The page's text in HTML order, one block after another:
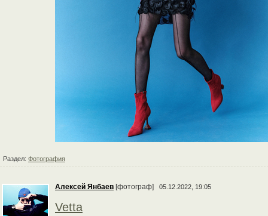
Раздел: Фотография
Алексей Янбаев [фотограф] 05.12.2022, 19:05
Vetta